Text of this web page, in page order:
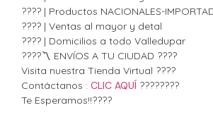
???? | Productos NACIONALES-
???? | Ventas al mayor y detal
???? | Domicilios a todo Valledupar
????〽️ ENVÍOS A TU CIUDAD ????
Visita nuestra Tienda Virtual ????
Contáctanos : CLIC AQUÍ ????????
Te Esperamos!!????